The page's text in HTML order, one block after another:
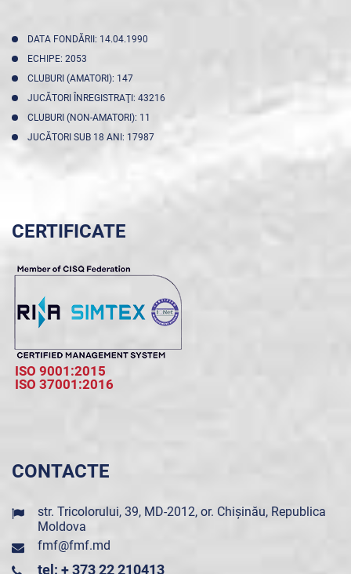
DATA FONDĂRII: 14.04.1990
ECHIPE: 2053
CLUBURI (AMATORI): 147
JUCĂTORI ÎNREGISTRAŢI: 43216
CLUBURI (NON-AMATORI): 11
JUCĂTORI SUB 18 ANI: 17987
CERTIFICATE
ISO 9001:2015
ISO 37001:2016
CONTACTE
str. Tricolorului, 39, MD-2012, or. Chișinău, Republica
Moldova
fmf@fmf.md
tel: + 373 22 210413